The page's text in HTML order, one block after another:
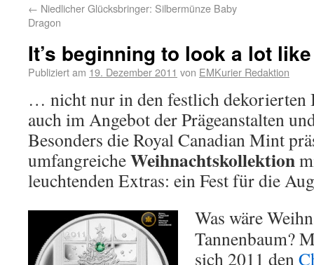
← Niedlicher Glücksbringer: Silbermünze Baby
Dragon
It’s beginning to look a lot
Publiziert am 19. Dezember 2011 von EMKurier Redaktion
… nicht nur in den festlich dekorierten
auch im Angebot der Prägeanstalten
Besonders die Royal Canadian Mint
umfangreicheWeihnachtskollektion
leuchtenden Extras: ein Fest für die
Was wäre
Tannenbaum?
sich 2011 den